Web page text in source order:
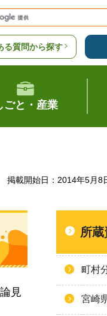
る質問から探す
ごと・産業
掲載開始日：2014年5月8
見
所
町村
宮崎